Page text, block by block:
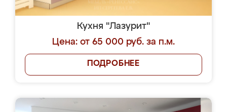
Кухня "Лазурит"
Цена: от 65 000 руб. за п.м.
ПОДРОБНЕЕ